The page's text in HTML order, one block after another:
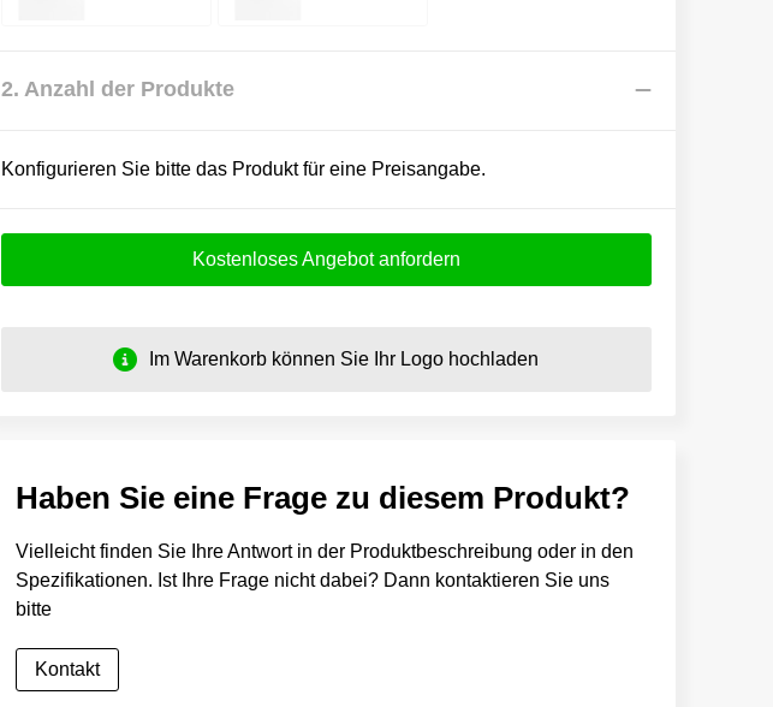
2. Anzahl der Produkte
Konfigurieren Sie bitte das Produkt für eine Preisangabe.
Kostenloses Angebot anfordern
Im Warenkorb können Sie Ihr Logo hochladen
Haben Sie eine Frage zu diesem Produkt?
Vielleicht finden Sie Ihre Antwort in der Produktbeschreibung oder in den
Spezifikationen. Ist Ihre Frage nicht dabei? Dann kontaktieren Sie uns
bitte
Kontakt